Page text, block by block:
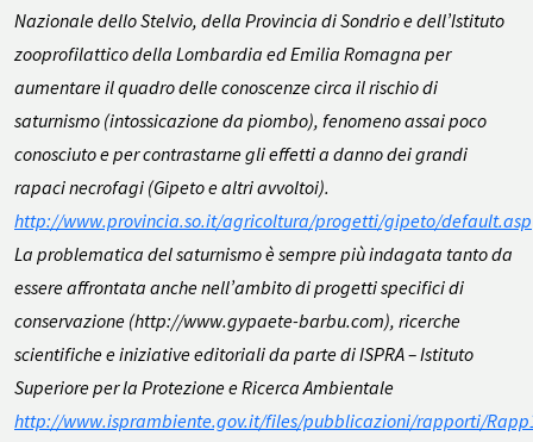
Nazionale dello Stelvio, della Provincia di Sondrio e dell’Istituto
zooprofilattico della Lombardia ed Emilia Romagna per
aumentare il quadro delle conoscenze circa il rischio di
saturnismo (intossicazione da piombo), fenomeno assai poco
conosciuto e per contrastarne gli effetti a danno dei grandi
rapaci necrofagi (Gipeto e altri avvoltoi).
http://www.provincia.so.it/agricoltura/progetti/gipeto/default.asp
La problematica del saturnismo è sempre più indagata tanto da
essere affrontata anche nell’ambito di progetti specifici di
conservazione (http://www.gypaete-barbu.com), ricerche
scientifiche e iniziative editoriali da parte di ISPRA – Istituto
Superiore per la Protezione e Ricerca Ambientale
http://www.isprambiente.gov.it/files/pubblicazioni/rapporti/